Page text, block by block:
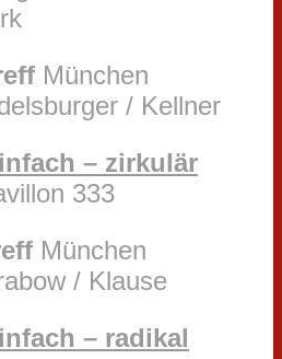
München
/ Kellner
– zirkulär
333
München
/ Klause
– radikal